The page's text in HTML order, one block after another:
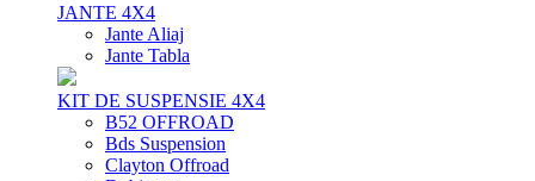
JANTE 4X4
Jante Aliaj
Jante Tabla
KIT DE SUSPENSIE 4X4
B52 OFFROAD
Bds Suspension
Clayton Offroad